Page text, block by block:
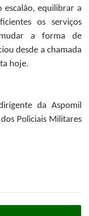
escalão, equilibrar a
os serviços
a forma de
desde a chamada
hoje.
da Aspomil
Policiais Militares